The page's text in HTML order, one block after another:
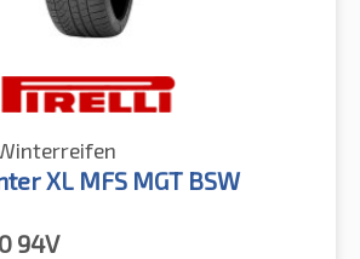
XL MFS MGT BSW
94V